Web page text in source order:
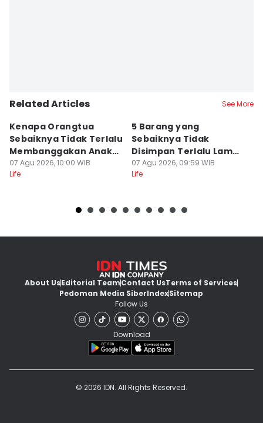
Related Articles See More
Kenapa Orangtua
Sebaiknya Tidak Terlalu
Membanggakan Anak?
Terbebani
07 Agu 2026, 10:00 WIB
Life
5 Barang yang
Sebaiknya Tidak
Disimpan Terlalu Lama
di Dompet
07 Agu 2026, 09:59 WIB
Life
About UsEditorial TeamContact UsTerms of Services
Pedoman Media SiberIndexSitemap
Follow Us
Download
© 2026 IDN. All Rights Reserved.